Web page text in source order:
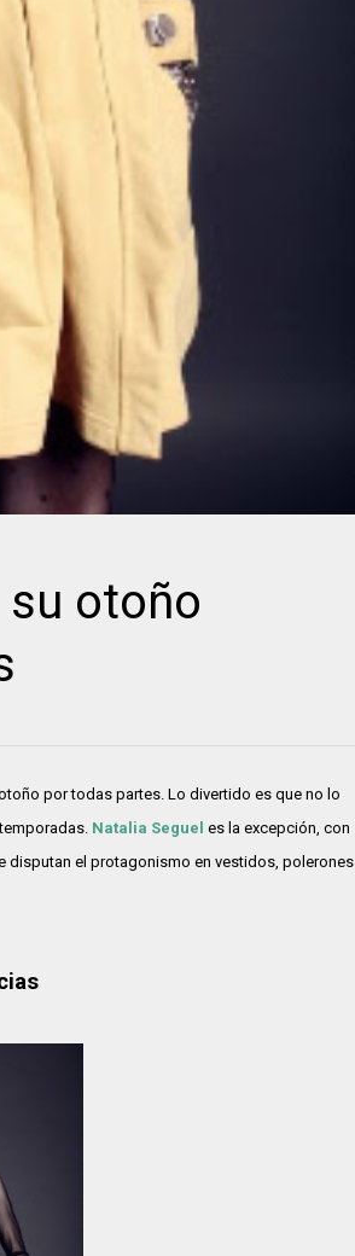
otoño
por todas partes. Lo divertido es que no lo
Natalia Seguel es la excepción, con
disputan el protagonismo en vestidos, polerones